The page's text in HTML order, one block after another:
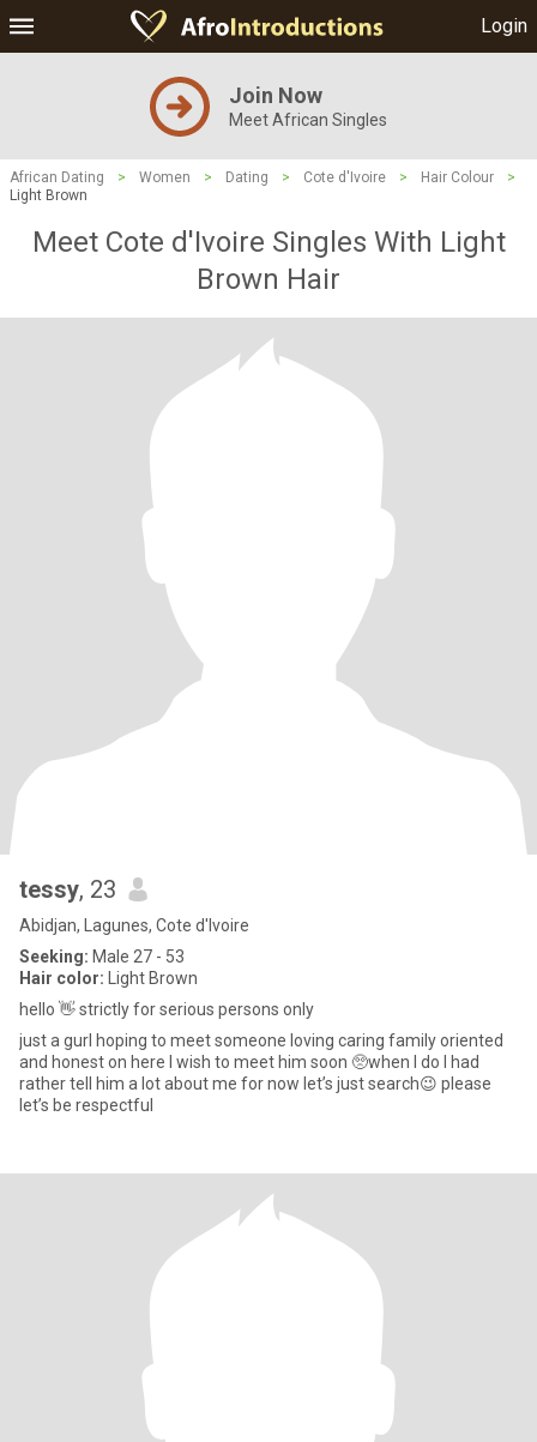
Login
Join Now
Meet African Singles
African Dating > Women > Dating > Cote d'Ivoire > Hair Colour
>
Light Brown
Meet Cote d'Ivoire Singles With Light
Brown Hair
tessy, 23
Abidjan, Lagunes, Cote d'Ivoire
Seeking: Male 27 - 53
Hair color: Light Brown
hello 👋 strictly for serious persons only
just a gurl hoping to meet someone loving caring family oriented
and honest on here I wish to meet him soon 🥺when I do I had
rather tell him a lot about me for now let’s just search😉 please
let’s be respectful